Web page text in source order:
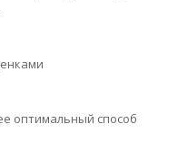
оптимальный способ